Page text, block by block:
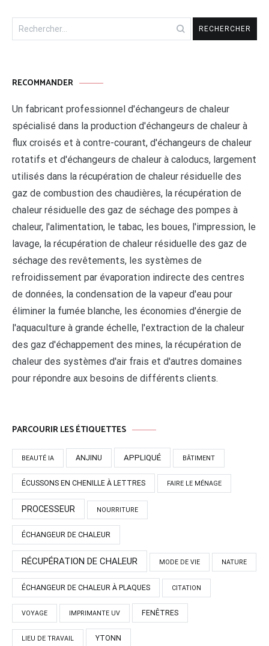
Rechercher :
RECOMMANDER
Un fabricant professionnel d'échangeurs de chaleur
spécialisé dans la production d'échangeurs de chaleur à
flux croisés et à contre-courant, d'échangeurs de chaleur
rotatifs et d'échangeurs de chaleur à caloducs, largement
utilisés dans la récupération de chaleur résiduelle des
gaz de combustion des chaudières, la récupération de
chaleur résiduelle des gaz de séchage des pompes à
chaleur, l'alimentation, le tabac, les boues, l'impression, le
lavage, la récupération de chaleur résiduelle des gaz de
séchage des revêtements, les systèmes de
refroidissement par évaporation indirecte des centres
de données, la condensation de la vapeur d'eau pour
éliminer la fumée blanche, les économies d'énergie de
l'aquaculture à grande échelle, l'extraction de la chaleur
des gaz d'échappement des mines, la récupération de
chaleur des systèmes d'air frais et d'autres domaines
pour répondre aux besoins de différents clients.
PARCOURIR LES ÉTIQUETTES
BEAUTÉ IA ANJINU APPLIQUÉ BÂTIMENT
ÉCUSSONS EN CHENILLE À LETTRES FAIRE LE MÉNAGE
PROCESSEUR NOURRITURE
ÉCHANGEUR DE CHALEUR
RÉCUPÉRATION DE CHALEUR MODE DE VIE NATURE
ÉCHANGEUR DE CHALEUR À PLAQUES CITATION
VOYAGE IMPRIMANTE UV FENÊTRES
LIEU DE TRAVAIL YTONN